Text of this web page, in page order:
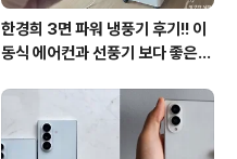
한경희 3면 파워 냉풍기 후기!! 이
동식 에어컨과 선풍기 보다 좋은